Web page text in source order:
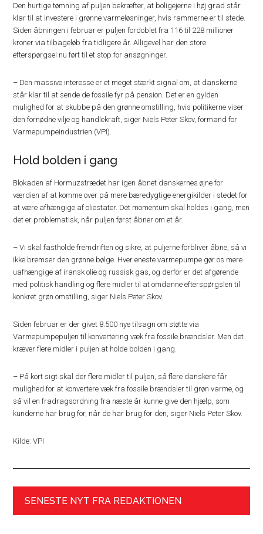
Den hurtige tømning af puljen bekræfter, at boligejerne i høj grad står
klar til at investere i grønne varmeløsninger, hvis rammerne er til stede.
Siden åbningen i februar er puljen fordoblet fra 116 til 228 millioner
kroner via tilbageløb fra tidligere år. Alligevel har den store
efterspørgsel nu ført til et stop for ansøgninger.
– Den massive interesse er et meget stærkt signal om, at danskerne
står klar til at sende de fossile fyr på pension. Det er en gylden
mulighed for at skubbe på den grønne omstilling, hvis politikerne viser
den fornødne vilje og handlekraft, siger Niels Peter Skov, formand for
Varmepumpeindustrien (VPI).
Hold bolden i gang
Blokaden af Hormuzstrædet har igen åbnet danskernes øjne for
værdien af at komme over på mere bæredygtige energikilder i stedet for
at være afhængige af oliestater. Det momentum skal holdes i gang, men
det er problematisk, når puljen først åbner om et år.
– Vi skal fastholde fremdriften og sikre, at puljerne forbliver åbne, så vi
ikke bremser den grønne bølge. Hver eneste varmepumpe gør os mere
uafhængige af iransk olie og russisk gas, og derfor er det afgørende
med politisk handling og flere midler til at omdanne efterspørgslen til
konkret grøn omstilling, siger Niels Peter Skov.
Siden februar er der givet 8.500 nye tilsagn om støtte via
Varmepumpepuljen til konvertering væk fra fossile brændsler. Men det
kræver flere midler i puljen at holde bolden i gang.
– På kort sigt skal der flere midler til puljen, så flere danskere får
mulighed for at konvertere væk fra fossile brændsler til grøn varme, og
så vil en fradragsordning fra næste år kunne give den hjælp, som
kunderne har brug for, når de har brug for den, siger Niels Peter Skov.
Kilde: VPI
SENESTE NYT FRA REDAKTIONEN